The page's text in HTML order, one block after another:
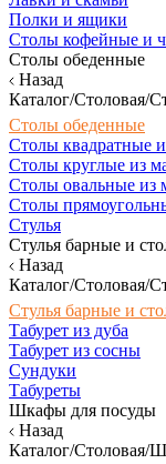
Полки и ящики
Столы кофейные и
Столы обеденные
Назад
Каталог/Столовая/
Столы обеденные
Столы квадратные
Столы круглые из
Столы овальные из
Столы
Стулья
Стулья барные и
Назад
Каталог/Столовая/
Стулья барные и
Табурет из дуба
Табурет из сосны
Сундуки
Табуреты
Шкафы для посуды
Назад
Каталог/Столовая/